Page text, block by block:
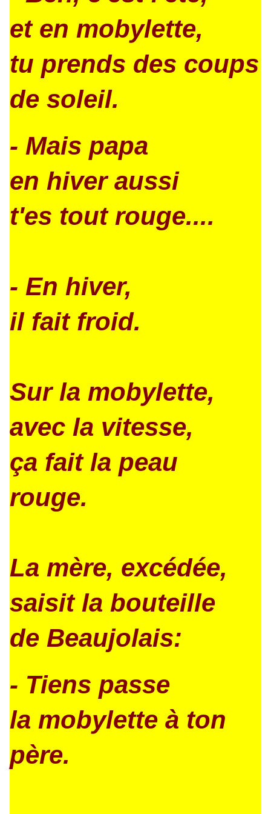
et en mobylette,
tu prends des coups
de soleil.
- Mais papa
en hiver aussi
t'es tout rouge....
- En hiver,
il fait froid.
Sur la mobylette,
avec la vitesse,
ça fait la peau
rouge.
La mère, excédée,
saisit la bouteille
de Beaujolais:
- Tiens passe
la mobylette à ton
père.